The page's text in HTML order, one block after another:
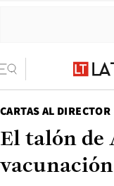
CARTAS AL DIRECTOR
El talón de
vacunación